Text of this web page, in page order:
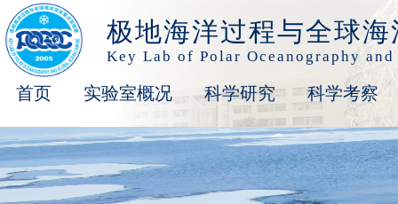
极地海洋过程与全球
Key Lab of Polar Oceanography
首页 实验室概况 科学研究 科学考察